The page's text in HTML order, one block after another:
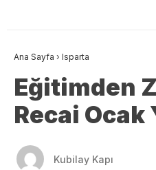
Ana Sayfa › Isparta
Eğitimden
Recai Ocak
Kubilay Kapı